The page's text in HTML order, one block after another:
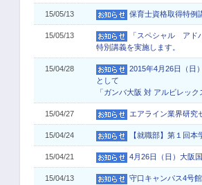
15/05/13 保育士資格取得特例
15/05/13
「スペシャル ア
特別講義を実施します。
15/04/28
2015年4月26日（日
として
「ガンバ大阪 対 アルビレッ
15/04/27 エアライン業界研
15/04/24 【就職部】第１回
15/04/21 4月26日（日）大阪
15/04/13
守口キャンパス4号